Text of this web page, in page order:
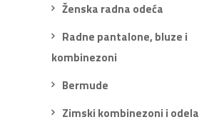
Ženska radna odeća
Radne pantalone, bluze i
kombinezoni
Bermude
Zimski kombinezoni i odela